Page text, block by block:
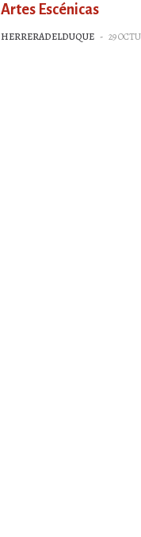
Artes Escénicas
HERRERADELDUQUE - 29